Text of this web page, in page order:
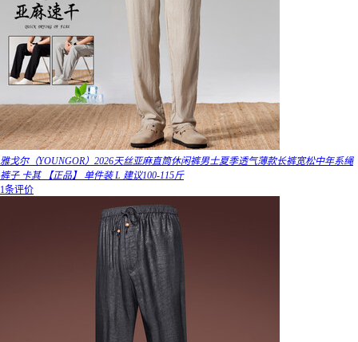
雅戈尔（YOUNGOR）2026天丝亚麻直筒休闲裤男士夏季透气薄款长裤宽松中年系绳
裤子 卡其 【正品】 单件装 L 建议100-115斤
1条评价